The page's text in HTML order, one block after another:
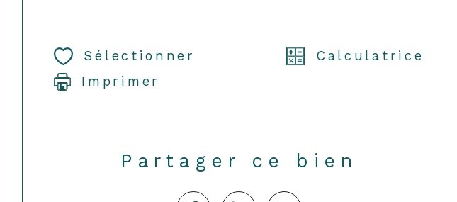
Sélectionner
Calculatrice
Imprimer
Partager ce bien